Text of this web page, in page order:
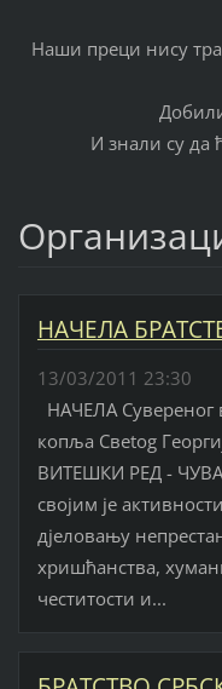
Наши преци нису
И знали су да
НАЧЕЛА
13/03/2011 23:30
НАЧЕЛА Сувереног
копља Свetog
ВИТЕШКИ РЕД -
својим је
дјеловању
хришћанства,
честитости и...